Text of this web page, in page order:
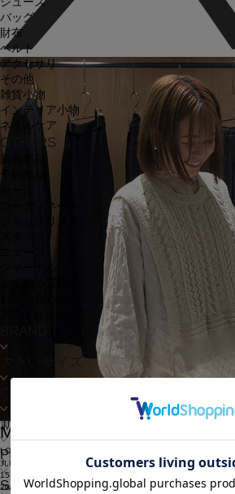
バッグ
財布
ベルト
アクセサリ
その他
雑貨小物
インテリア小物
ネイルケア
OTHERS
新着商品
予約商品
コーディネート
ショップリスト
大きいサイズ
新着商品
PRE ORDER
SALE
MIKU
LOISIR
丸ビル
153cm
2025.08.13